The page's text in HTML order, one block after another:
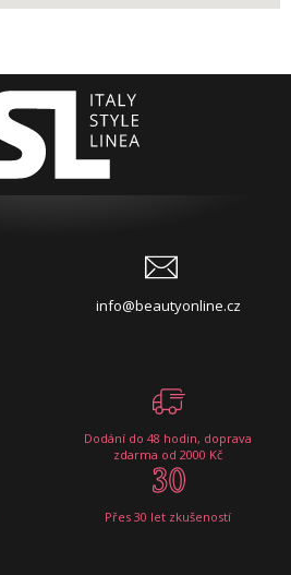
info@beautyonline.cz
Dodání do 48 hodin, doprava
zdarma od 2000 Kč
Přes 30 let zkušeností